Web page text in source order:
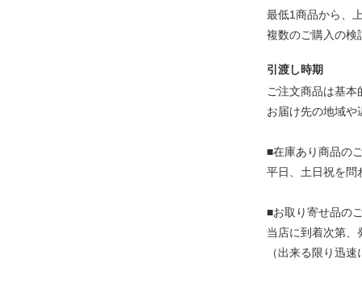
最低1商品から、
複数のご購入の
引渡し時期
ご注文商品は基
お届け先の地域や
■在庫あり商品の
平日、土日祝を問
■お取り寄せ品の
当店に到着次第、
（出来る限り迅